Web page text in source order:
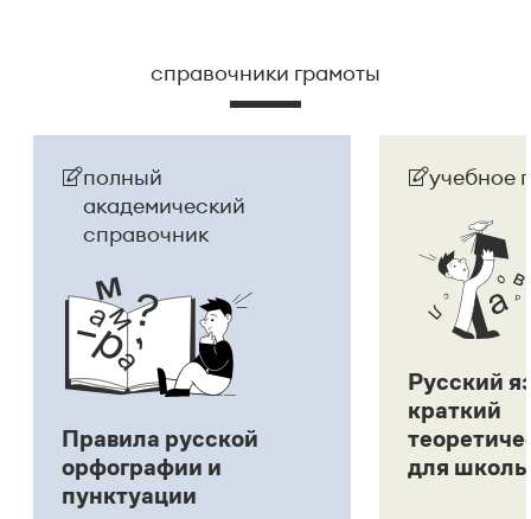
справочники грамоты
полный
академический
справочник
Правила русской
орфографии и
пунктуации
учебное
Русский
краткий
для